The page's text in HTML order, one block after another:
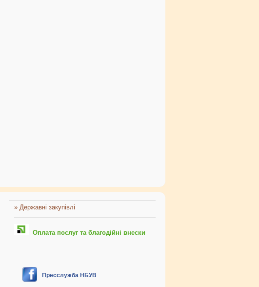
» Державні закупівлі
Оплата послуг та благодійні внески
Пресслужба НБУВ